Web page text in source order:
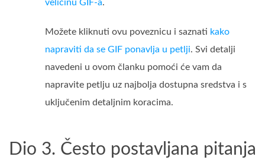
veličinu GIF-a.
Možete kliknuti ovu poveznicu i saznati kako
napraviti da se GIF ponavlja u petlji. Svi detalji
navedeni u ovom članku pomoći će vam da
napravite petlju uz najbolja dostupna sredstva i s
uključenim detaljnim koracima.
Dio 3. Često postavljana pitanja